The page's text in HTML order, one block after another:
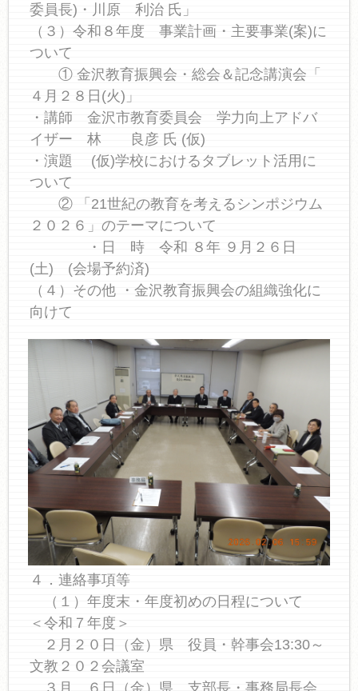
委員長)・川原 利治 氏」
（３）令和８年度 事業計画・主要事業(案)に
ついて
① 金沢教育振興会・総会＆記念講演会「
４月２８日(火)」
・講師 金沢市教育委員会 学力向上アドバ
イザー 林 良彦 氏 (仮)
・演題 (仮)学校におけるタブレット活用に
ついて
② 「21世紀の教育を考えるシンポジウム
２０２６」のテーマについて
・日 時 令和 ８年 ９月２６日
(土) (会場予約済)
（４）その他 ・金沢教育振興会の組織強化に
向けて
４．連絡事項等
（１）年度末・年度初めの日程について
＜令和７年度＞
２月２０日（金）県 役員・幹事会13:30～
文教２０２会議室
３月 ６日（金）県 支部長・事務局長会